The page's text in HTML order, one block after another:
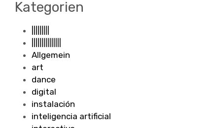
Kategorien
Allgemein
art
dance
digital
instalación
inteligencia artificial